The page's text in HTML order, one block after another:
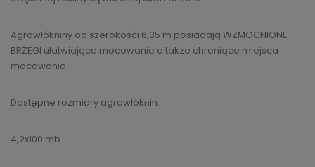
Agrowłókniny od szerokości 6,35 m posiadają WZMOCNIONE
BRZEGI ułatwiające mocowanie a także chroniące miejsca
mocowania.
Dostępne rozmiary agrowłóknin:
4,2x100 mb